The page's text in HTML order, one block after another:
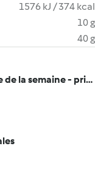
1576 kJ / 374 kcal
10 g
40 g
Larousse - Mon programme de la semaine - printemps